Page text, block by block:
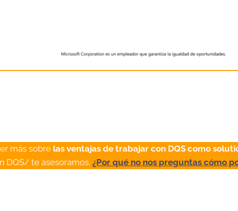
más sobre las ventajas de trabajar con DQS como
DQS/ te asesoramos. ¿Por qué no nos preguntas cómo